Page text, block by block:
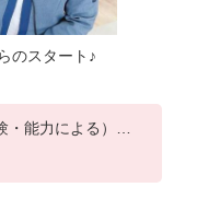
のスタート♪
能力による）